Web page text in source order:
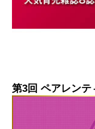
第3回 ペアレンテ